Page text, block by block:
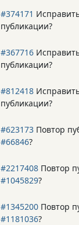
#374171
публикации?
#367716
публикации?
#812418
публикации?
#623173 Повтор
#66846?
#2217408 Повтор
#1045829?
#1345200 Повтор
#1181036?